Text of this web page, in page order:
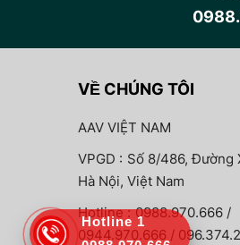
VỀ CHÚNG TÔI
AAV VIỆT NAM
VPGD : Số 8/486, Đường
Hà Nội, Việt Nam
Hotline : 0988.970.666 /
0944.970.666 /
Hotline 1